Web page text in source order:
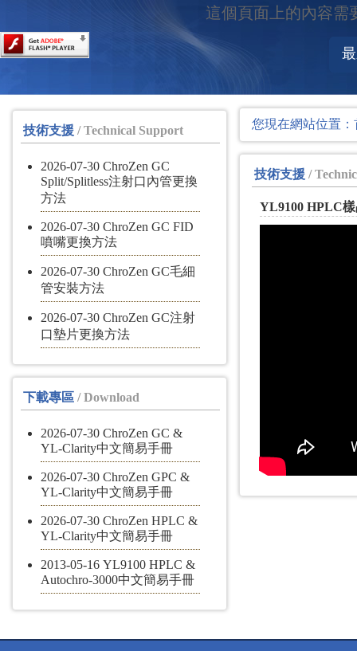
這個頁面上的內容需
技術支援 / Technical Support
2026-07-30 ChroZen GC
Split/Splitless注射口內管更換
方法
2026-07-30 ChroZen GC FID
噴嘴更換方法
2026-07-30 ChroZen GC毛細
管安裝方法
2026-07-30 ChroZen GC注射
口墊片更換方法
下載專區 / Download
2026-07-30 ChroZen GC &
YL-Clarity中文簡易手冊
2026-07-30 ChroZen GPC &
YL-Clarity中文簡易手冊
2026-07-30 ChroZen HPLC &
YL-Clarity中文簡易手冊
2013-05-16 YL9100 HPLC &
Autochro-3000中文簡易手冊
您現在網站位置：
技術支援 /
YL9100 HPLC